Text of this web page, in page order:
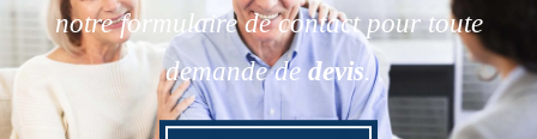
notre formulaire de contact pour toute
demande de devis.